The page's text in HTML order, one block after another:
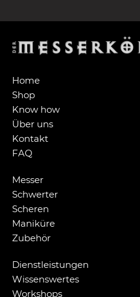
Home
Shop
Know how
Über uns
Kontakt
FAQ
Messer
Schwerter
Scheren
Maniküre
Zubehör
Dienstleistungen
Wissenswertes
Workshops